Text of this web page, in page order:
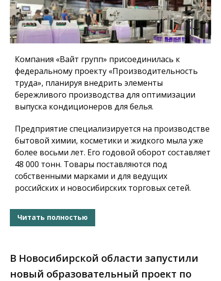
Компания «Вайт групп» присоединилась к
федеральному проекту «Производительность
труда», планируя внедрить элементы
бережливого производства для оптимизации
выпуска кондиционеров для белья.
Предприятие специализируется на производстве
бытовой химии, косметики и жидкого мыла уже
более восьми лет. Его годовой оборот составляет
48 000 тонн. Товары поставляются под
собственными марками и для ведущих
российских и новосибирских торговых сетей.
Читать полностью
В Новосибирской области запустили
новый образовательный проект по